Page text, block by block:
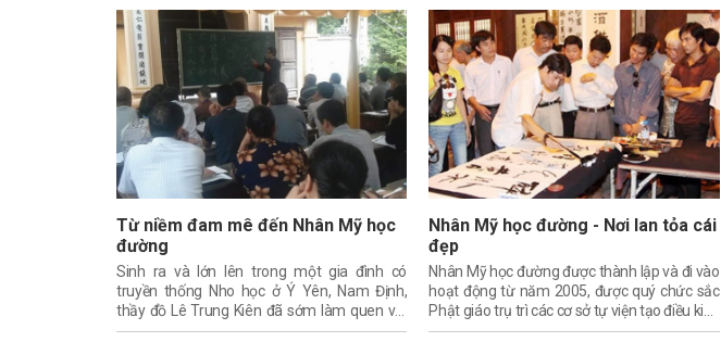
ngày một nhiều, phong cách cũng ngày càng
đa dạng, phức tạp.
Từ niềm đam mê đến Nhân Mỹ học
đường
Sinh ra và lớn lên trong một gia đình có
truyền thống Nho học ở Ý Yên, Nam Định,
thầy đồ Lê Trung Kiên đã sớm làm quen với
chữ Hán Nôm. Hơn 10 năm qua
Nhân Mỹ học đường - Nơi lan tỏa cái
đẹp
Nhân Mỹ học đường được thành lập và đi vào
hoạt động từ năm 2005, được quý chức sắc
Phật giáo trụ trì các cơ sở tự viện tạo điều kiện
cho tổ chức các lớp học tại chùa Nhân Mỹ,